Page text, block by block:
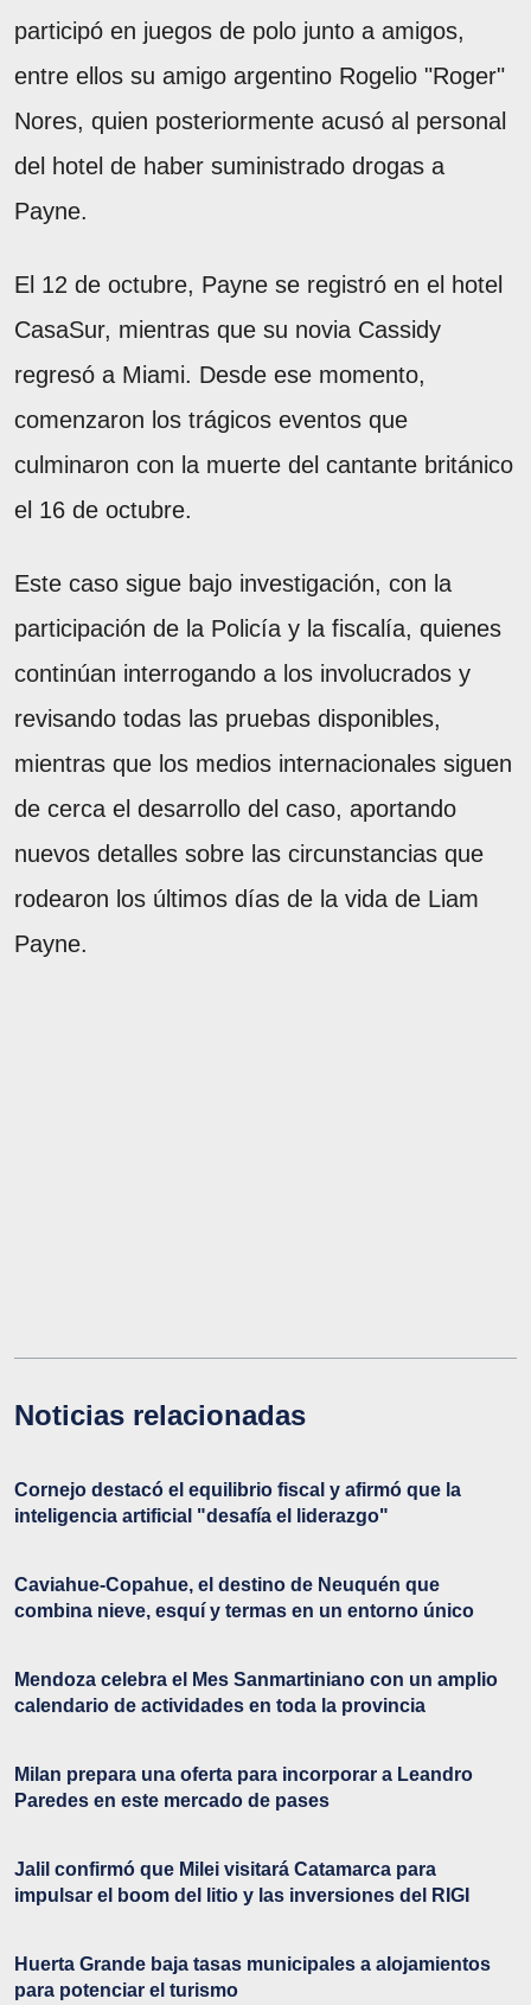
participó en juegos de polo junto a amigos,
entre ellos su amigo argentino Rogelio "Roger"
Nores, quien posteriormente acusó al personal
del hotel de haber suministrado drogas a
Payne.
El 12 de octubre, Payne se registró en el hotel
CasaSur, mientras que su novia Cassidy
regresó a Miami. Desde ese momento,
comenzaron los trágicos eventos que
culminaron con la muerte del cantante británico
el 16 de octubre.
Este caso sigue bajo investigación, con la
participación de la Policía y la fiscalía, quienes
continúan interrogando a los involucrados y
revisando todas las pruebas disponibles,
mientras que los medios internacionales siguen
de cerca el desarrollo del caso, aportando
nuevos detalles sobre las circunstancias que
rodearon los últimos días de la vida de Liam
Payne.
Noticias relacionadas
Cornejo destacó el equilibrio fiscal y afirmó que la
inteligencia artificial "desafía el liderazgo"
Caviahue-Copahue, el destino de Neuquén que
combina nieve, esquí y termas en un entorno único
Mendoza celebra el Mes Sanmartiniano con un amplio
calendario de actividades en toda la provincia
Milan prepara una oferta para incorporar a Leandro
Paredes en este mercado de pases
Jalil confirmó que Milei visitará Catamarca para
impulsar el boom del litio y las inversiones del RIGI
Huerta Grande baja tasas municipales a alojamientos
para potenciar el turismo